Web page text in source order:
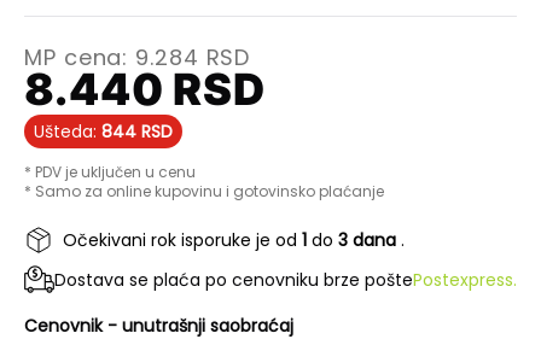
MP cena: 9.284 RSD
8.440 RSD
Ušteda: 844 RSD
* PDV je uključen u cenu
* Samo za online kupovinu i gotovinsko plaćanje
Očekivani rok isporuke je od 1 do 3 dana .
Dostava se plaća po cenovniku brze poštePostexpress.
Cenovnik - unutrašnji saobraćaj